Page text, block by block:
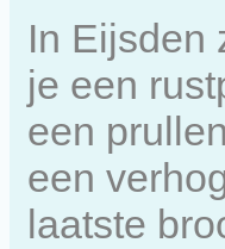
In Eijsden
je een
een
een
laatste